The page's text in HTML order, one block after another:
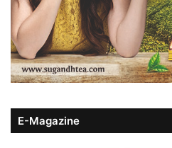
E-Magazine